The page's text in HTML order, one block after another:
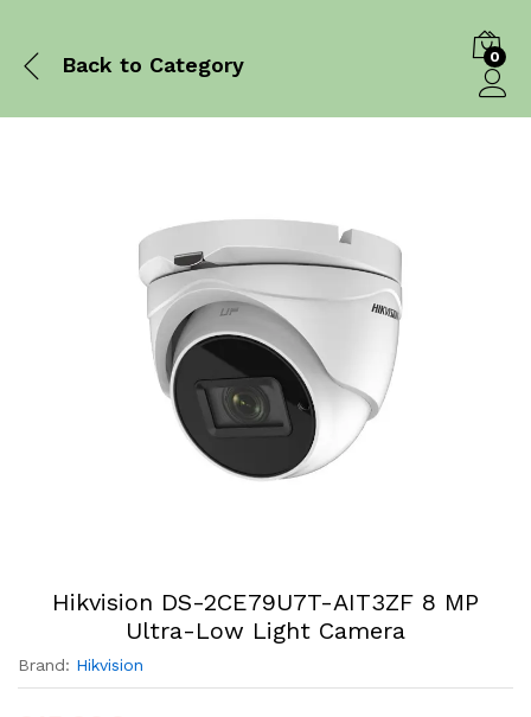
Back to Category 0
Hikvision DS-2CE79U7T-AIT3ZF 8 MP
Ultra-Low Light Camera
Brand: Hikvision